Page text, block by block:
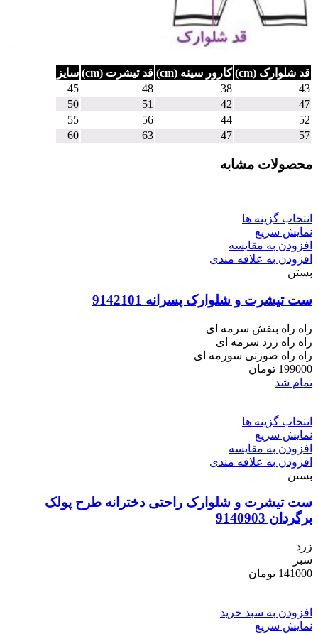
قد شلوارک (cm) کارور سینه (cm) قد تیشرت (cm)
سایز
43
38
48
45
47
42
51
50
52
44
56
55
57
47
63
60
محصولات مشابه
انتخاب گزینه ها
نمایش سریع
افزودن به مقایسه
افزودن به علاقه مندی
بستن
ست تیشرت و شلوارک پسرانه 9142101
راه راه بنفش سرمه ای
راه راه زرد سرمه ای
راه راه صورتی سورمه ای
199000 تومان
تمام شد
انتخاب گزینه ها
نمایش سریع
افزودن به مقایسه
افزودن به علاقه مندی
بستن
ست تیشرت و شلوارک راحتی دخترانه طرح پولک
برگردان 9140903
زرد
سبز
141000 تومان
افزودن به سبد خرید
نمایش سریع